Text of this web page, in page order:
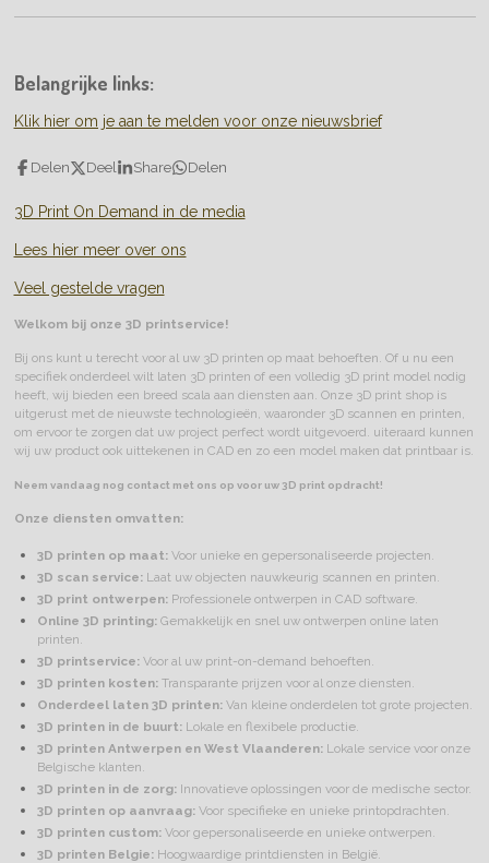
Belangrijke links:
Klik hier om je aan te melden voor onze nieuwsbrief
Delen Deel Share Delen
3D Print On Demand in de media
Lees hier meer over ons
Veel gestelde vragen
Welkom bij onze 3D printservice!
Bij ons kunt u terecht voor al uw 3D printen op maat behoeften. Of u nu een
specifiek onderdeel wilt laten 3D printen of een volledig 3D print model nodig
heeft, wij bieden een breed scala aan diensten aan. Onze 3D print shop is
uitgerust met de nieuwste technologieën, waaronder 3D scannen en printen,
om ervoor te zorgen dat uw project perfect wordt uitgevoerd. uiteraard kunnen
wij uw product ook uittekenen in CAD en zo een model maken dat printbaar is.
Neem vandaag nog contact met ons op voor uw 3D print opdracht!
Onze diensten omvatten:
3D printen op maat:Voor unieke en gepersonaliseerde projecten.
3D scan service:Laat uw objecten nauwkeurig scannen en printen.
3D print ontwerpen:Professionele ontwerpen in CAD software.
Online 3D printing:Gemakkelijk en snel uw ontwerpen online laten
printen.
3D printservice:Voor al uw print-on-demand behoeften.
3D printen kosten:Transparante prijzen voor al onze diensten.
Onderdeel laten 3D printen:Van kleine onderdelen tot grote projecten.
3D printen in de buurt:Lokale en flexibele productie.
3D printen Antwerpen en West Vlaanderen:Lokale service voor onze
Belgische klanten.
3D printen in de zorg:Innovatieve oplossingen voor de medische sector.
3D printen op aanvraag:Voor specifieke en unieke printopdrachten.
3D printen custom:Voor gepersonaliseerde en unieke ontwerpen.
3D printen Belgie:Hoogwaardige printdiensten in België.